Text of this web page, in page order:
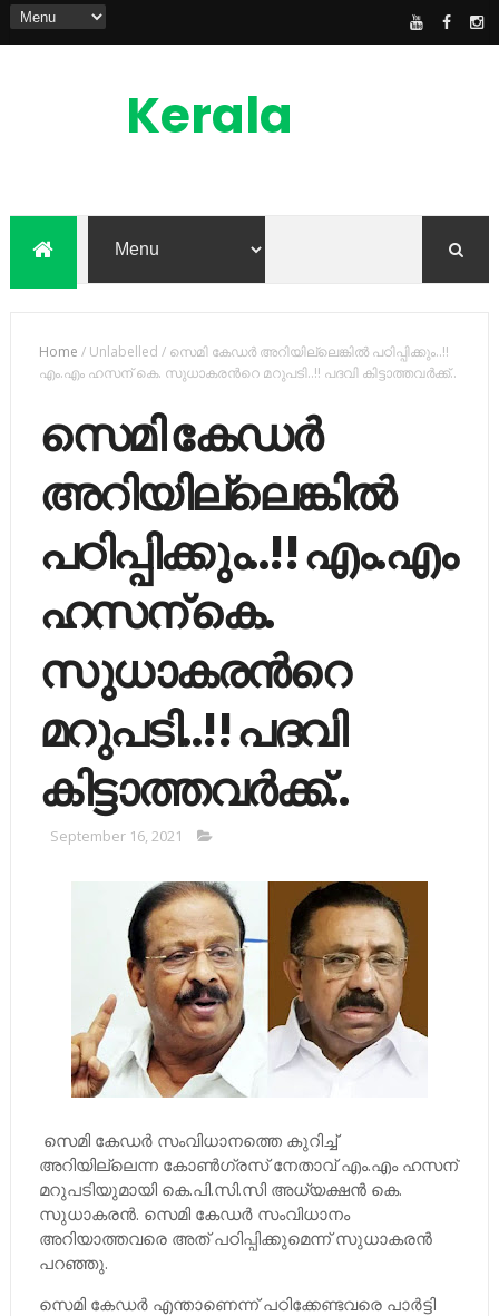
Kerala
Feed
Home /Unlabelled / സെമി കേഡര്‍ അറിയില്ലെങ്കില്‍ പഠിപ്പിക്കും..!!
എം.എം ഹസന് കെ. സുധാകരന്‍റെ മറുപടി..!! പദവി കിട്ടാത്തവർക്ക്..
സെമി കേഡര്‍
അറിയില്ലെങ്കില്‍
പഠിപ്പിക്കും..!! എം.എം
ഹസന് കെ.
സുധാകരന്‍റെ
മറുപടി..!! പദവി
കിട്ടാത്തവർക്ക്..
September 16, 2021
സെമി കേഡര്‍ സംവിധാനത്തെ കുറിച്ച്‌
അറിയില്ലെന്ന കോണ്‍ഗ്രസ് നേതാവ് എം.എം ഹസന്
മറുപടിയുമായി കെ.പി.സി.സി അധ്യക്ഷന്‍ കെ.
സുധാകരന്‍. സെമി കേഡര്‍ സംവിധാനം
അറിയാത്തവരെ അത് പഠിപ്പിക്കുമെന്ന് സുധാകരന്‍
പറഞ്ഞു.
സെമി കേഡര്‍ എന്താണെന്ന് പഠിക്കേണ്ടവരെ പാര്‍ട്ടി